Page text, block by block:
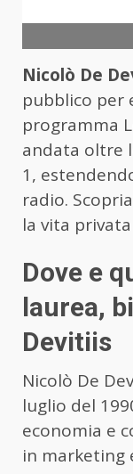
Nicolò De
pubblico per
programma
andata oltre
1,
radio.
la vita
Dove e
laurea,
Devitiis
Nicolò De
luglio del
economia e
in marketing